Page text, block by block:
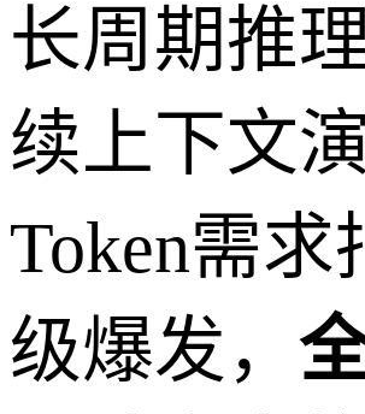
长周期推
续上下文演
Token需求
级爆发，